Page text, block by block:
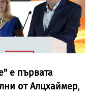
е първата
от Алцхаймер,